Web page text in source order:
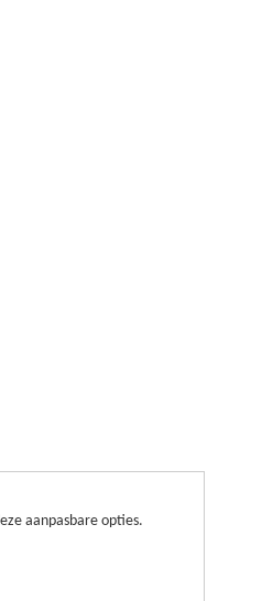
aanpasbare opties.